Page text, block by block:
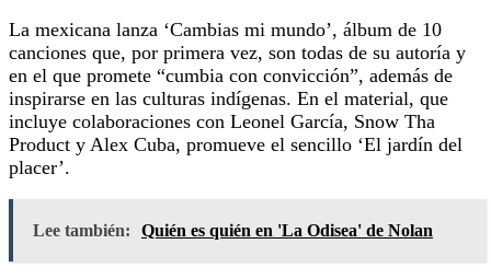
La mexicana lanza ‘Cambias mi mundo’, álbum de 10
canciones que, por primera vez, son todas de su autoría y
en el que promete “cumbia con convicción”, además de
inspirarse en las culturas indígenas. En el material, que
incluye colaboraciones con Leonel García, Snow Tha
Product y Alex Cuba, promueve el sencillo ‘El jardín del
placer’.
Lee también: Quién es quién en 'La Odisea' de Nolan